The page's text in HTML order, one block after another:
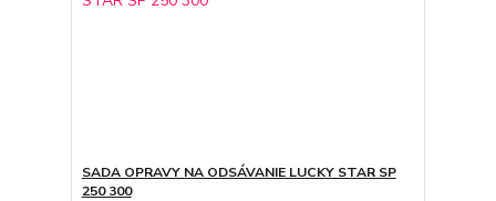
SADA OPRAVY NA ODSÁVANIE LUCKY STAR SP
250 300